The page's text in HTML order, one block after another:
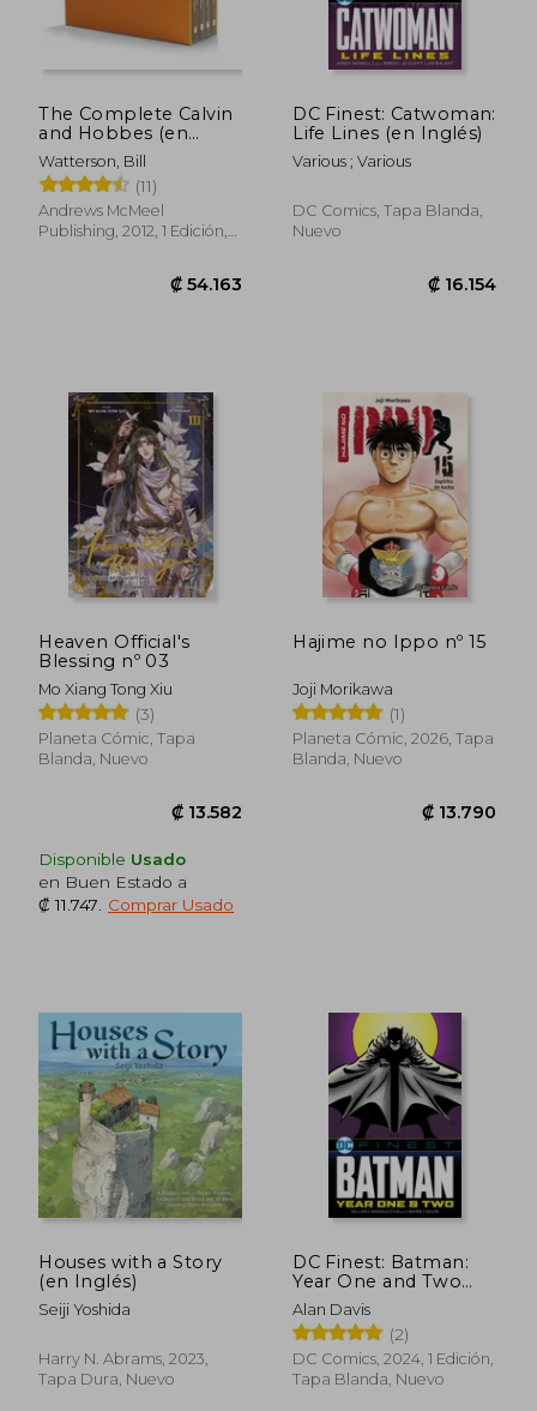
₡ 11.646
₡ 12.996
The Complete Calvin
and Hobbes (en
Inglés)
Watterson, Bill
(11)
Andrews McMeel
Publishing, 2012, 1 Edición,
DC Finest: Catwoman:
Life Lines (en Inglés)
Various ; Various
DC Comics, Tapa Blanda,
Nuevo
Heaven Official's
Blessing nº 03
Mo Xiang Tong Xiu
(3)
Planeta Cómic, Tapa
Blanda, Nuevo
Disponible Usado
en Buen Estado a
₡ 11.747
Comprar Usado
Hajime no Ippo nº 15
Joji Morikawa
(1)
Planeta Cómic, 2026, Tapa
Blanda, Nuevo
Houses with a Story
(en Inglés)
Seiji Yoshida
Harry N. Abrams, 2023,
Tapa Dura, Nuevo
DC Finest: Batman:
Year One and Two
(en Inglés)
Alan Davis
(2)
DC Comics, 2024, 1 Edición,
Tapa Blanda, Nuevo